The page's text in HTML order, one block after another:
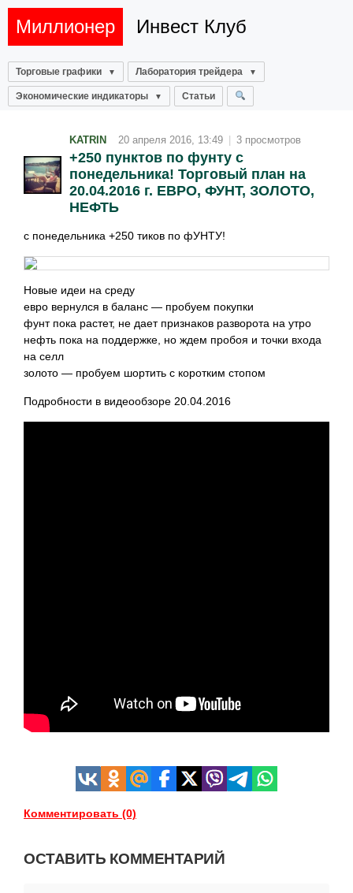
Миллионер Инвест Клуб
Торговые графики Лаборатория трейдера
Экономические индикаторы Статьи
KATRIN 20 апреля 2016, 13:49 3 просмотров
+250 пунктов по фунту с
понедельника! Торговый план на
20.04.2016 г. ЕВРО, ФУНТ, ЗОЛОТО,
НЕФТЬ
с понедельника +250 тиков по фУНТУ!
Новые идеи на среду
евро вернулся в баланс — пробуем покупки
фунт пока растет, не дает признаков разворота на утро
нефть пока на поддержке, но ждем пробоя и точки входа
на селл
золото — пробуем шортить с коротким стопом
Подробности в видеообзоре 20.04.2016
Комментировать (0)
ОСТАВИТЬ КОММЕНТАРИЙ